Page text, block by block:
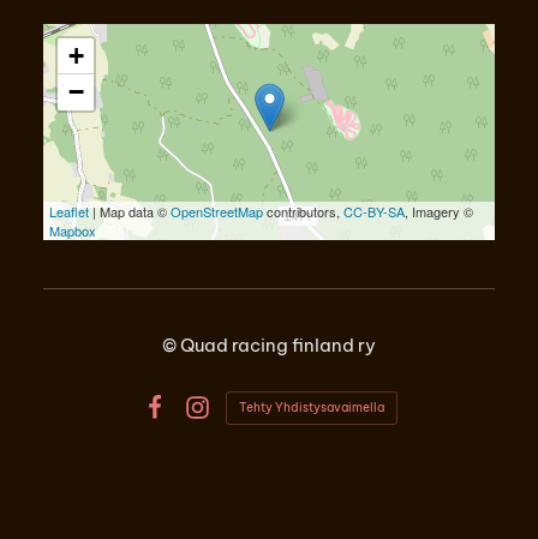
+
−
Leaflet| Map data ©OpenStreetMapcontributors, CC-BY-SA, Imagery ©
Mapbox
©Quad racing finland ry
Tehty Yhdistysavaimella